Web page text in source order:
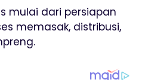
mulai dari persiapan
memasak, distribusi,